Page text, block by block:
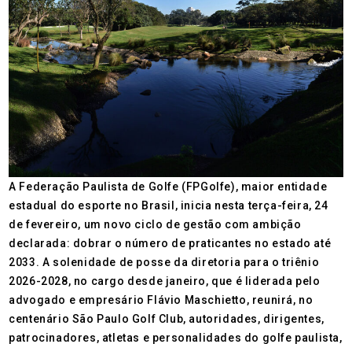
A Federação Paulista de Golfe (FPGolfe), maior entidade
estadual do esporte no Brasil, inicia nesta terça-feira, 24
de fevereiro, um novo ciclo de gestão com ambição
declarada: dobrar o número de praticantes no estado até
2033. A solenidade de posse da diretoria para o triênio
2026-2028, no cargo desde janeiro, que é liderada pelo
advogado e empresário Flávio Maschietto, reunirá, no
centenário São Paulo Golf Club, autoridades, dirigentes,
patrocinadores, atletas e personalidades do golfe paulista,